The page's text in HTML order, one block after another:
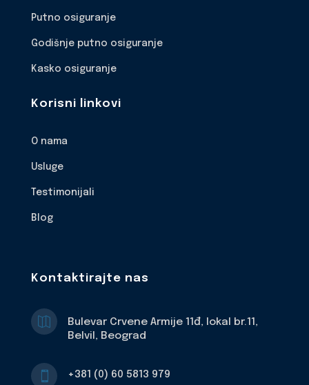
Putno osiguranje
Godišnje putno osiguranje
Kasko osiguranje
Korisni linkovi
O nama
Usluge
Testimonijali
Blog
Kontaktirajte nas

Bulevar Crvene Armije 11đ, lokal br.11,
Belvil, Beograd
 +381 (0) 60 5813 979